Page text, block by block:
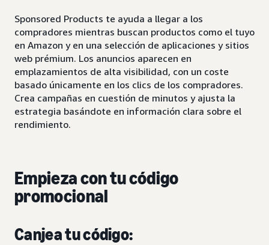
Sponsored Products te ayuda a llegar a los
compradores mientras buscan productos como el tuyo
en Amazon y en una selección de aplicaciones y sitios
web prémium. Los anuncios aparecen en
emplazamientos de alta visibilidad, con un coste
basado únicamente en los clics de los compradores.
Crea campañas en cuestión de minutos y ajusta la
estrategia basándote en información clara sobre el
rendimiento.
Empieza con tu código
promocional
Canjea tu código: